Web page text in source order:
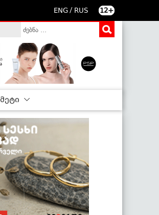
ENG / RUS 12+
მეტი